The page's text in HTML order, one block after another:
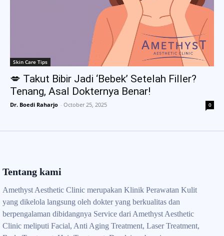
Skin Care Tips
💋 Takut Bibir Jadi ‘Bebek’ Setelah Filler?
Tenang, Asal Dokternya Benar!
Dr. Boedi Raharjo - October 25, 2025 0
Tentang kami
Amethyst Aesthetic Clinic merupakan Klinik Perawatan Kulit
yang dikelola langsung oleh dokter yang berkualitas dan
berpengalaman dibidangnya Service dari Amethyst Aesthetic
Clinic meliputi Facial, Anti Aging Treatment, Laser Treatment,